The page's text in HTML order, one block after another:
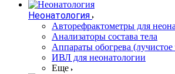
Неонатология
Авторефрактометры для
Анализаторы состава тела
Аппараты обогрева (лучистое
ИВЛ для неонатологии
Еще